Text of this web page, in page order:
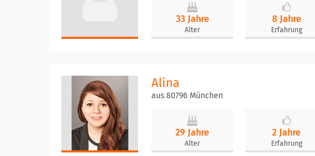
33 Jahre
Alter
8 Jahre
Erfahrung
Alina
aus 80796 München
29 Jahre
Alter
2 Jahre
Erfahrung